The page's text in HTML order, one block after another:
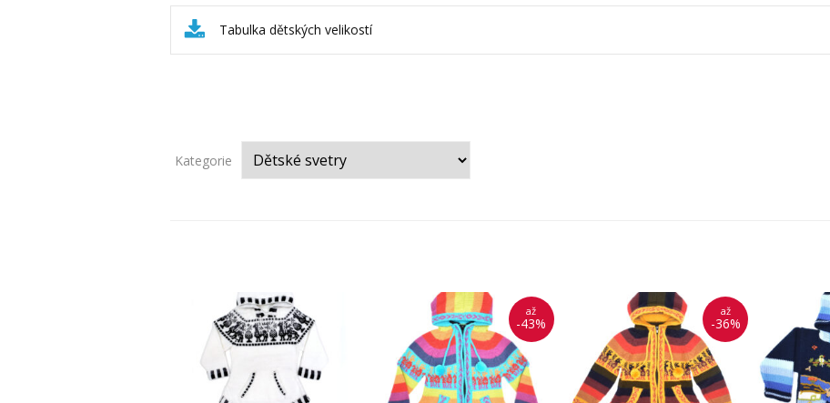
Tabulka dětských velikostí
Kategorie
až
-43%
až
-36%